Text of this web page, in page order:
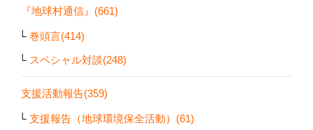
『地球村通信』(661)
巻頭言(414)
スペシャル対談(248)
支援活動報告(359)
支援報告（地球環境保全活動）(61)